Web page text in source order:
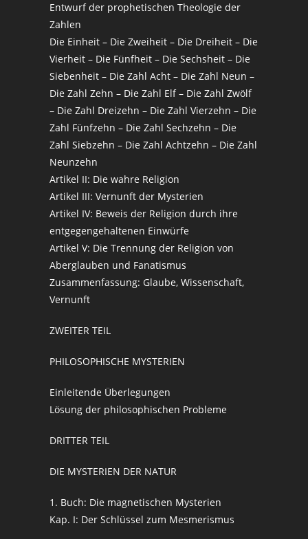
Entwurf der prophetischen Theologie der
Zahlen
Die Einheit – Die Zweiheit – Die Dreiheit – Die
Vierheit – Die Fünfheit – Die Sechsheit – Die
Siebenheit – Die Zahl Acht – Die Zahl Neun –
Die Zahl Zehn – Die Zahl Elf – Die Zahl Zwölf
– Die Zahl Dreizehn – Die Zahl Vierzehn – Die
Zahl Fünfzehn – Die Zahl Sechzehn – Die
Zahl Siebzehn – Die Zahl Achtzehn – Die Zahl
Neunzehn
Artikel II: Die wahre Religion
Artikel III: Vernunft der Mysterien
Artikel IV: Beweis der Religion durch ihre
entgegengehaltenen Einwürfe
Artikel V: Die Trennung der Religion von
Aberglauben und Fanatismus
Zusammenfassung: Glaube, Wissenschaft,
Vernunft
ZWEITER TEIL
PHILOSOPHISCHE MYSTERIEN
Einleitende Überlegungen
Lösung der philosophischen Probleme
DRITTER TEIL
DIE MYSTERIEN DER NATUR
1. Buch: Die magnetischen Mysterien
Kap. I: Der Schlüssel zum Mesmerismus